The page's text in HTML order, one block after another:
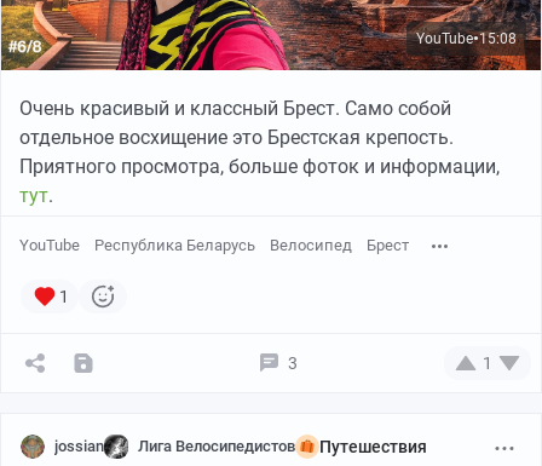
За пару дней до намеченного трипа отмороженный
гордом одиночестве. Что ж, погнали. Вечер
колеса строго по калькулятору давления — и в
YouTube●15:08
Очень красивый и классный Брест. Само собой
отдельное восхищение это Брестская крепость.
Приятного просмотра, больше фоток и информации,
тут.
YouTube Республика Беларусь Велосипед Брест
1
3 1
jossian Лига Велосипедистов Путешествия